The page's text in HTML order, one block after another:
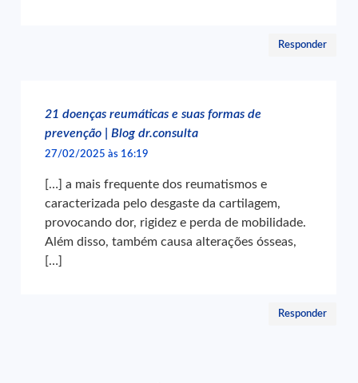
Responder
21 doenças reumáticas e suas formas de
prevenção | Blog dr.consulta
27/02/2025 às 16:19
[…] a mais frequente dos reumatismos e
caracterizada pelo desgaste da cartilagem,
provocando dor, rigidez e perda de mobilidade.
Além disso, também causa alterações ósseas,
[…]
Responder